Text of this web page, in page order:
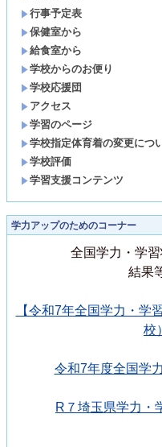
行事予定表
保健室から
給食室から
学校からのお便り
学校応援団
アクセス
学習のページ
学校指定体育着の変更につ
学校評価
学習支援コンテンツ
学力アップのためのコーナー
全国学力・学
結果
【令和7年全国学力・学
校
令和7年度全国学
R７埼玉県学力・